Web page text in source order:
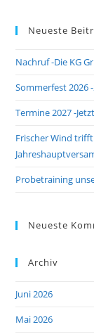
Neueste
Nachruf -Die KG
Sommerfest 2026
Termine 2027 -
Frischer Wind
Probetraining
Neueste
Archiv
Juni 2026
Mai 2026